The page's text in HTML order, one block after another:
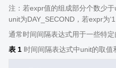
注：若expr值的组成部分个数少
unit为DAY_SECOND，若expr为
通常时间间隔表达式用于一些特
表 1 时间间隔表达式中unit的取